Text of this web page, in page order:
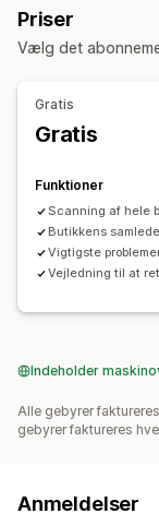
Priser
Vælg det
Gratis
Gratis
Funktioner
Scanning af hele
Butikkens
Vigtigste
Vejledning til at
Indeholder
Alle gebyrer
gebyrer faktureres
Anmeldelser